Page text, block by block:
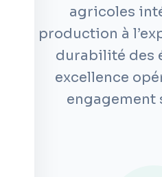
agricoles
production à
durabilité des
excellence
engagement